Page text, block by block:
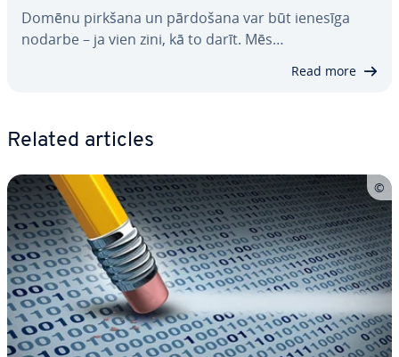
Domēnu pirkšana un pārdošana var būt ienesīga
nodarbe – ja vien zini, kā to darīt. Mēs…
Read more
Related articles